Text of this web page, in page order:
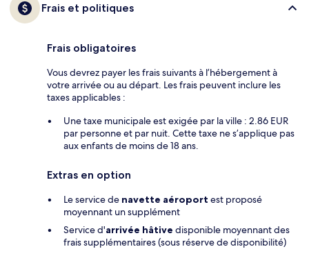
Frais et politiques
Frais obligatoires
Vous devrez payer les frais suivants à l’hébergement à
votre arrivée ou au départ. Les frais peuvent inclure les
taxes applicables :
Une taxe municipale est exigée par la ville : 2.86 EUR
par personne et par nuit. Cette taxe ne s’applique pas
aux enfants de moins de 18 ans.
Extras en option
Le service de navette aéroport est proposé
moyennant un supplément
Service d'arrivée hâtive disponible moyennant des
frais supplémentaires (sous réserve de disponibilité)